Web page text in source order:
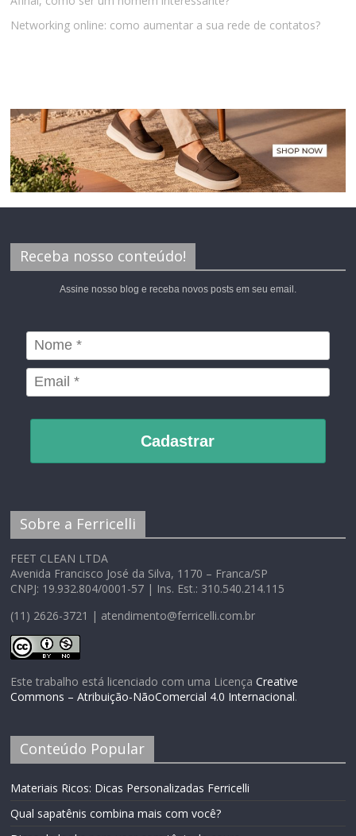
Networking online: como aumentar a sua rede de contatos?
Receba nosso conteúdo!
Assine nosso blog e receba novos posts em seu email.
Cadastrar
Sobre a Ferricelli
FEET CLEAN LTDA
Avenida Francisco José da Silva, 1170 – Franca/SP
CNPJ: 19.932.804/0001-57 | Ins. Est.: 310.540.214.115
(11) 2626-3721 | atendimento@ferricelli.com.br
Este trabalho está licenciado com uma LicençaCreative
Commons – Atribuição-NãoComercial 4.0 Internacional.
Conteúdo Popular
Materiais Ricos: Dicas Personalizadas Ferricelli
Qual sapatênis combina mais com você?